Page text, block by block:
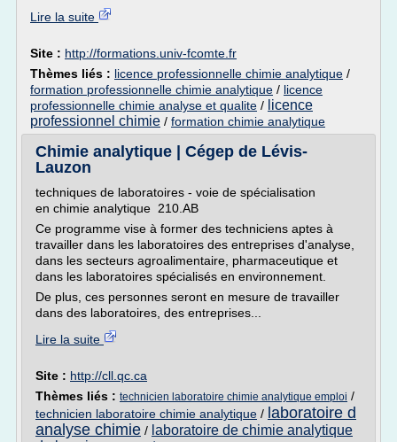
Lire la suite
Site : http://formations.univ-fcomte.fr
Thèmes liés : licence professionnelle chimie analytique /
formation professionnelle chimie analytique / licence
professionnelle chimie analyse et qualite / licence
professionnel chimie / formation chimie analytique
Chimie analytique | Cégep de Lévis-
Lauzon
techniques de laboratoires - voie de spécialisation
en chimie analytique 210.AB
Ce programme vise à former des techniciens aptes à
travailler dans les laboratoires des entreprises d'analyse,
dans les secteurs agroalimentaire, pharmaceutique et
dans les laboratoires spécialisés en environnement.
De plus, ces personnes seront en mesure de travailler
dans des laboratoires, des entreprises...
Lire la suite
Site : http://cll.qc.ca
Thèmes liés : technicien laboratoire chimie analytique emploi /
technicien laboratoire chimie analytique / laboratoire d
analyse chimie / laboratoire de chimie analytique